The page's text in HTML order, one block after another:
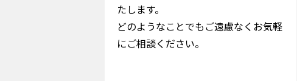
たします。
どのようなことでもご遠慮なくお気軽
にご相談ください。